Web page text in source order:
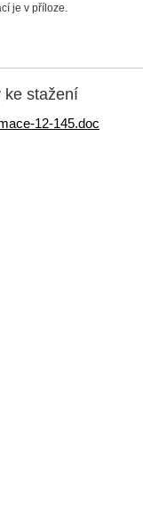
je v příloze.
ke stažení
12-145.doc